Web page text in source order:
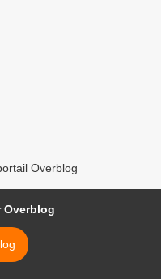
Overblog
Overblog